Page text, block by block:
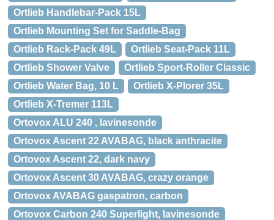
Ortlieb Handlebar-Pack 15L
Ortlieb Mounting Set for Saddle-Bag
Ortlieb Rack-Pack 49L
Ortlieb Seat-Pack 11L
Ortlieb Shower Valve
Ortlieb Sport-Roller Classic
Ortlieb Water Bag, 10 L
Ortlieb X-Plorer 35L
Ortlieb X-Tremer 113L
Ortovox ALU 240 , lavinesonde
Ortovox Ascent 22 AVABAG, black anthracite
Ortovox Ascent 22, dark navy
Ortovox Ascent 30 AVABAG, crazy orange
Ortovox AVABAG gaspatron, carbon
Ortovox Carbon 240 Superlight, lavinesonde